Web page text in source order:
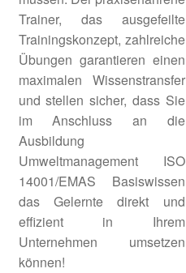
Trainer, das ausgefeilte
Trainingskonzept, zahlreiche
Übungen garantieren einen
maximalen Wissenstransfer
und stellen sicher, dass Sie
im Anschluss an die
Ausbildung
Umweltmanagement ISO
14001/EMAS Basiswissen
das Gelernte direkt und
effizient in Ihrem
Unternehmen umsetzen
können!